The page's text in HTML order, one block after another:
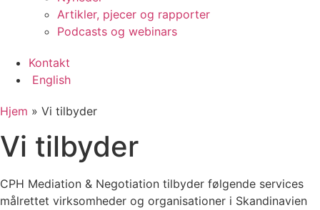
Artikler, pjecer og rapporter
Podcasts og webinars
Kontakt
English
Hjem » Vi tilbyder
Vi tilbyder
CPH Mediation & Negotiation tilbyder følgende services
målrettet virksomheder og organisationer i Skandinavien